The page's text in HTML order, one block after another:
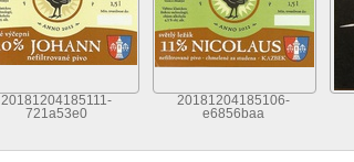
20181204185111-
721a53e0
20181204185106-
e6856baa